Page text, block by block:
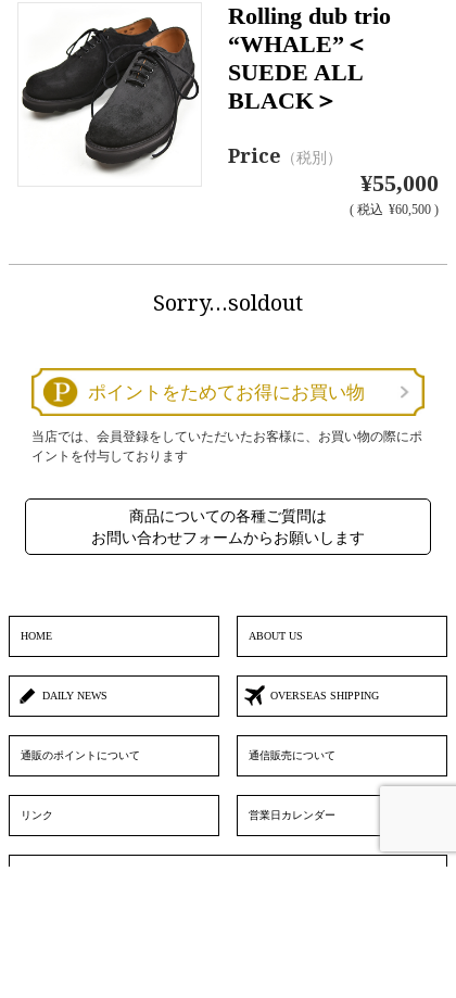
Rolling dub trio
“WHALE”＜
SUEDE ALL
BLACK＞
Price （税別）
¥55,000
( 税込 ¥60,500 )
Sorry…soldout
ポイントをためてお得にお買い物
当店では、会員登録をしていただいたお客様に、お買い物の際にポ
イントを付与しております
商品についての各種ご質問は
お問い合わせフォームからお願いします
HOME ABOUT US
DAILY NEWS OVERSEAS SHIPPING
通販のポイントについて 通信販売について
リンク 営業日カレンダー